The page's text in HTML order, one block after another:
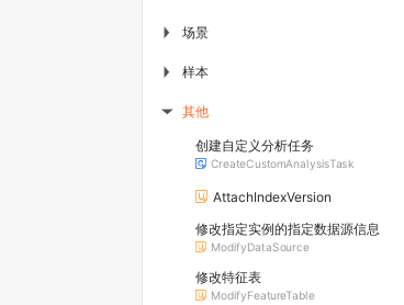
▶ 场景
▶ 样本
▶ 其他
创建自定义分析任务
CreateCustomAnalysisTask
AttachIndexVersion
修改指定实例的指定数据源信息
ModifyDataSource
修改特征表
ModifyFeatureTable